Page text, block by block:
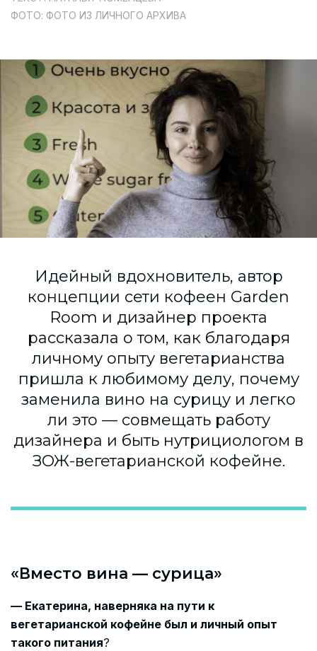
ФОТО: ФОТО ИЗ ЛИЧНОГО АРХИВА
Идейный вдохновитель, автор
концепции сети кофеен Garden
Room и дизайнер проекта
рассказала о том, как благодаря
личному опыту вегетарианства
пришла к любимому делу, почему
заменила вино на сурицу и легко
ли это — совмещать работу
дизайнера и быть нутрициологом в
ЗОЖ-вегетарианской кофейне.
«Вместо вина — сурица»
— Екатерина, наверняка на пути к
вегетарианской кофейне был и личный опыт
такого питания?
Согласие на обработку персональных данных
Контакты
Помощь
Политика и соглашение на обработку
персональных данных